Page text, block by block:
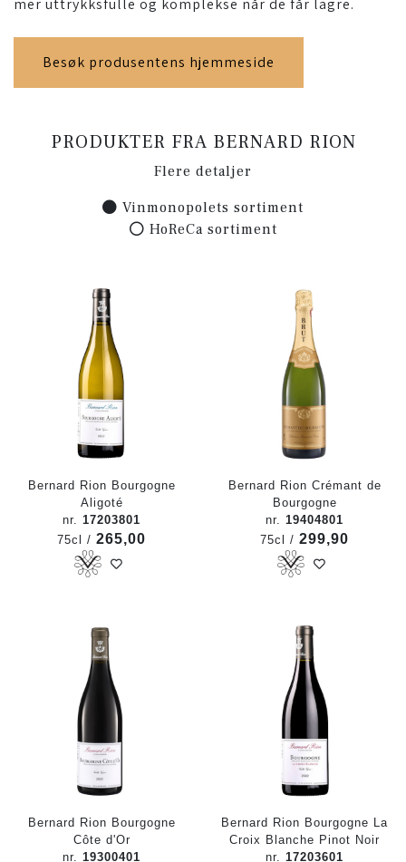
mer uttrykksfulle og komplekse når de får lagre.
Besøk produsentens hjemmeside
PRODUKTER FRA BERNARD RION
Flere detaljer
Vinmonopolets sortiment
HoReCa sortiment
Bernard Rion Bourgogne
Aligoté
nr. 17203801
75cl / 265,00
Bernard Rion Crémant de
Bourgogne
nr. 19404801
75cl / 299,90
Bernard Rion Bourgogne
Côte d'Or
nr. 19300401
Bernard Rion Bourgogne La
Croix Blanche Pinot Noir
nr. 17203601